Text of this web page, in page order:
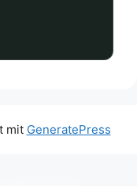
mit GeneratePress